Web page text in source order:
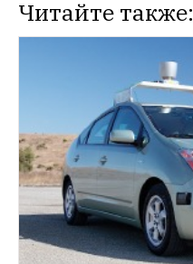
Читайте также: